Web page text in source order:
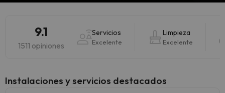
9.1
1511 opiniones
Servicios
Excelente
Limpieza
Excelente
Instalaciones y servicios destacados